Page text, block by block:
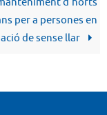
per a persones en
de sense llar